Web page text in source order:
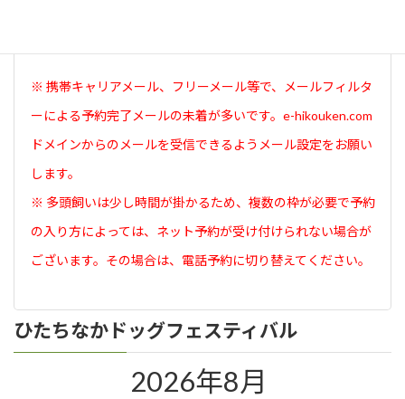
※ 携帯キャリアメール、フリーメール等で、メールフィルタ
ーによる予約完了メールの未着が多いです。e-hikouken.com
ドメインからのメールを受信できるようメール設定をお願い
します。
※ 多頭飼いは少し時間が掛かるため、複数の枠が必要で予約
の入り方によっては、ネット予約が受け付けられない場合が
ございます。その場合は、電話予約に切り替えてください。
ひたちなかドッグフェスティバル
2026年8月